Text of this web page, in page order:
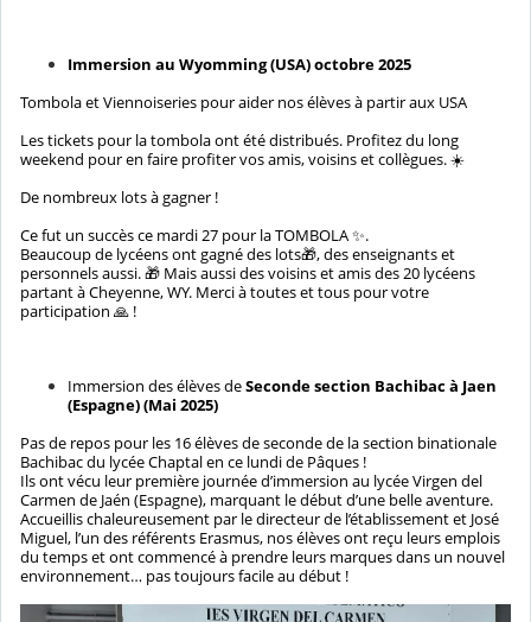
Immersion au Wyomming (USA) octobre 2025
Tombola et Viennoiseries pour aider nos élèves à partir aux USA
Les tickets pour la tombola ont été distribués. Profitez du long
weekend pour en faire profiter vos amis, voisins et collègues. ☀️
De nombreux lots à gagner !
Ce fut un succès ce mardi 27 pour la TOMBOLA ✨.
Beaucoup de lycéens ont gagné des lots🎁, des enseignants et
personnels aussi. 🎁 Mais aussi des voisins et amis des 20 lycéens
partant à Cheyenne, WY. Merci à toutes et tous pour votre
participation 🙏 !
Immersion des élèves deSeconde section Bachibac à Jaen
(Espagne) (Mai 2025)
Pas de repos pour les 16 élèves de seconde de la section binationale
Bachibac du lycée Chaptal en ce lundi de Pâques !
Ils ont vécu leur première journée d’immersion au lycée Virgen del
Carmen de Jaén (Espagne), marquant le début d’une belle aventure.
Accueillis chaleureusement par le directeur de l’établissement et José
Miguel, l’un des référents Erasmus, nos élèves ont reçu leurs emplois
du temps et ont commencé à prendre leurs marques dans un nouvel
environnement… pas toujours facile au début !